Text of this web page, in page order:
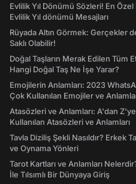
Evlilik Yıl Dönümü Sözleri! En
Evlilik Yıl dönümü Mesajları
Rüyada Altın Görmek: Gerçekler
Saklı Olabilir!
Doğal Taşların Merak Edilen Tüm
Hangi Doğal Taş Ne İşe Yarar?
Emojilerin Anlamları: 2023
Çok Kullanılan Emojiler ve
Atasözleri ve Anlamları: A'dan
Kullanılan Atasözleri ve Anlamları
Tavla Diziliş Şekli Nasıldır? Erkek
ve Oynama Yönleri
Tarot Kartları ve Anlamları
İle Tılsımlı Bir Dünyaya Giriş